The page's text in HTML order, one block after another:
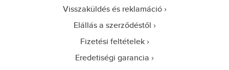
Visszaküldés és reklamáció
Elállás a szerződéstől
Fizetési feltételek
Eredetiségi garancia